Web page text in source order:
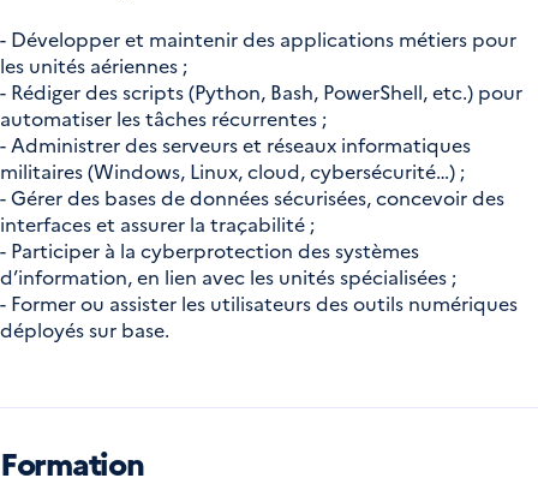
- Développer et maintenir des applications métiers pour
les unités aériennes ;
- Rédiger des scripts (Python, Bash, PowerShell, etc.) pour
automatiser les tâches récurrentes ;
- Administrer des serveurs et réseaux informatiques
militaires (Windows, Linux, cloud, cybersécurité…) ;
- Gérer des bases de données sécurisées, concevoir des
interfaces et assurer la traçabilité ;
- Participer à la cyberprotection des systèmes
d’information, en lien avec les unités spécialisées ;
- Former ou assister les utilisateurs des outils numériques
déployés sur base.
Formation